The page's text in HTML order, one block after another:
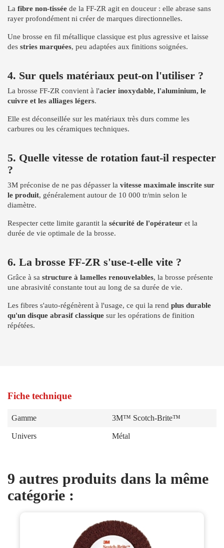
La fibre non-tissée de la FF-ZR agit en douceur : elle abrase sans
rayer profondément ni créer de marques directionnelles.
Une brosse en fil métallique classique est plus agressive et laisse
des stries marquées, peu adaptées aux finitions soignées.
4. Sur quels matériaux peut-on l'utiliser ?
La brosse FF-ZR convient à l'acier inoxydable, l'aluminium, le
cuivre et les alliages légers.
Elle est déconseillée sur les matériaux très durs comme les
carbures ou les céramiques techniques.
5. Quelle vitesse de rotation faut-il respecter
?
3M préconise de ne pas dépasser la vitesse maximale inscrite sur
le produit, généralement autour de 10 000 tr/min selon le
diamètre.
Respecter cette limite garantit la sécurité de l'opérateur et la
durée de vie optimale de la brosse.
6. La brosse FF-ZR s'use-t-elle vite ?
Grâce à sa structure à lamelles renouvelables, la brosse présente
une abrasivité constante tout au long de sa durée de vie.
Les fibres s'auto-régénèrent à l'usage, ce qui la rend plus durable
qu'un disque abrasif classique sur les opérations de finition
répétées.
Fiche technique
Gamme 3M™ Scotch-Brite™
Univers Métal
9 autres produits dans la même
catégorie :